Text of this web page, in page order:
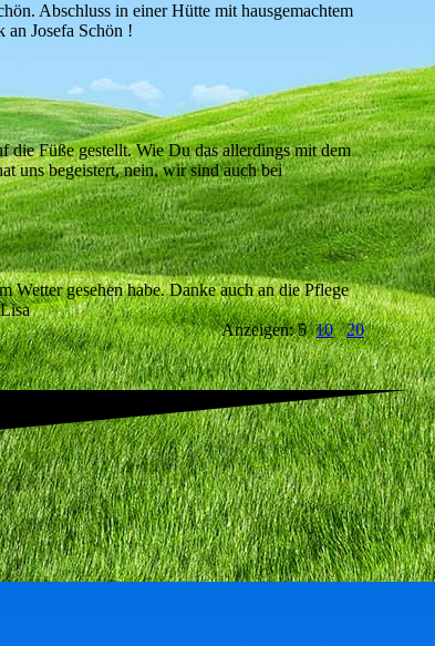
Abschluss in einer Hütte mit hausgemachtem
Josefa Schön !
die Füße gestellt. Wie Du das allerdings mit dem
uns begeistert, nein, wir sind auch bei
Wetter gesehen habe. Danke auch an die Pflege
Anzeigen: 510 20